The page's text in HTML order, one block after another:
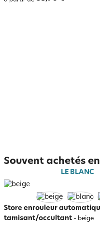
Souvent achetés
LE BLANC
Store enrouleur
tamisant/occultant - beige